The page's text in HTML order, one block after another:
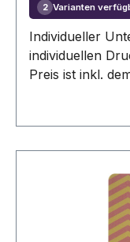
2 Varianten
Individueller
individuellen
Preis ist inkl.